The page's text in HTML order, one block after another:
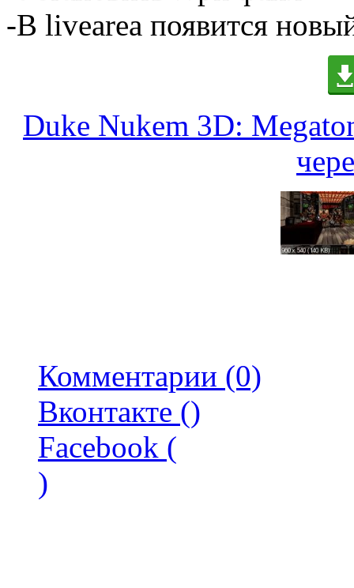
-В livearea появится
Duke Nukem 3D:
Комментарии (0)
Вконтакте ()
Facebook (
)